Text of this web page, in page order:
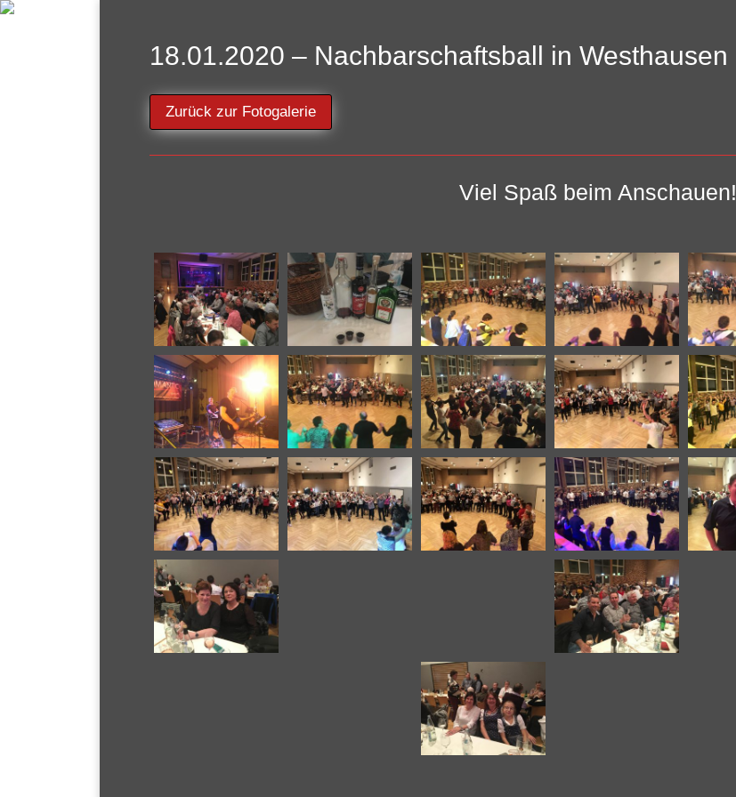
18.01.2020 – Nachbarschaftsball in Westhausen
Zurück zur Fotogalerie
Viel Spaß beim Anschauen!